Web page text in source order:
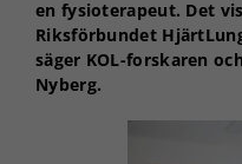
en fysioterapeut. Det
Riksförbundet
säger KOL-forskaren
Nyberg.